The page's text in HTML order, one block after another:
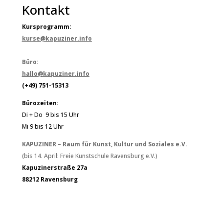
Kontakt
Kursprogramm:
kurse@kapuziner.info
Büro:
hallo@kapuziner.info
(+49) 751-15313
Bürozeiten:
Di + Do 9 bis 15 Uhr
Mi 9 bis 12 Uhr
KAPUZINER – Raum für Kunst, Kultur und Soziales e.V.
(bis 14. April: Freie Kunstschule Ravensburg e.V.)
Kapuzinerstraße 27a
88212 Ravensburg